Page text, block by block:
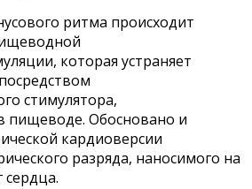
ритма происходит
которая устраняет
стимулятора,
пищеводе. Обосновано и
кардиоверсии
разряда, наносимого на
сердца.